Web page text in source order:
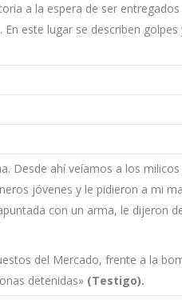
a la espera de ser
este lugar se describen
Desde ahí veíamos a los
jóvenes y le pidieron a mi
con un arma, le dijeron
del Mercado, frente a la
detenidas» (Testigo).